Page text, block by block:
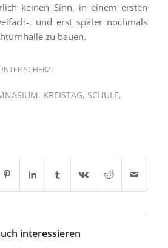
keinen Sinn, in einem ersten
, und erst später nochmals
zu bauen.
SCHERZL
, KREISTAG, SCHULE,
interessieren